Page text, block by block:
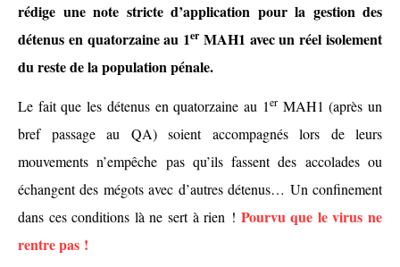
rédige une note stricte d’application pour la gestion des
détenus en quatorzaine au 1er MAH1 avec unréelisolement
du reste de la population pénale.
Le fait que les détenus en quatorzaine au 1erMAH1 (après un
bref passage au QA) soient accompagnés lors de leurs
mouvements n’empêche pas qu’ils fassent des accolades ou
échangent des mégots avec d’autres détenus… Un confinement
dans ces conditions là ne sert à rien ! Pourvu que le virus ne
rentre pas !